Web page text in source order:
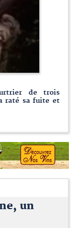
de trois
raté sa fuite et
un